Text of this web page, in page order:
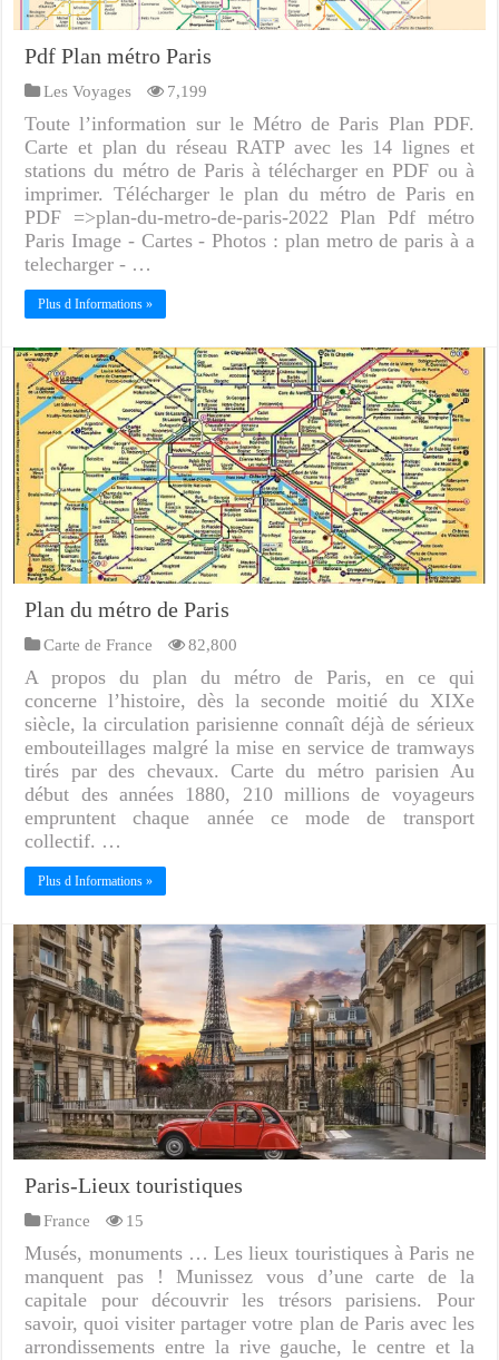
Pdf Plan métro Paris
Les Voyages 7,199
Toute l’information sur le Métro de Paris Plan PDF.
Carte et plan du réseau RATP avec les 14 lignes et
stations du métro de Paris à télécharger en PDF ou à
imprimer. Télécharger le plan du métro de Paris en
PDF =>plan-du-metro-de-paris-2022 Plan Pdf métro
Paris Image - Cartes - Photos : plan metro de paris à a
telecharger - …
Plus d Informations »
Plan du métro de Paris
Carte de France 82,800
A propos du plan du métro de Paris, en ce qui
concerne l’histoire, dès la seconde moitié du XIXe
siècle, la circulation parisienne connaît déjà de sérieux
embouteillages malgré la mise en service de tramways
tirés par des chevaux. Carte du métro parisien Au
début des années 1880, 210 millions de voyageurs
empruntent chaque année ce mode de transport
collectif. …
Plus d Informations »
Paris-Lieux touristiques
France 15
Musés, monuments … Les lieux touristiques à Paris ne
manquent pas ! Munissez vous d’une carte de la
capitale pour découvrir les trésors parisiens. Pour
savoir, quoi visiter partager votre plan de Paris avec les
arrondissements entre la rive gauche, le centre et la